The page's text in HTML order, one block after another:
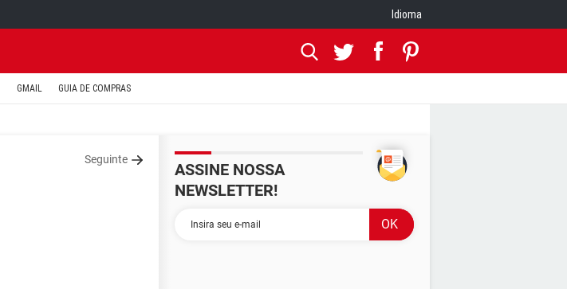
Idioma
GMAIL GUIA DE COMPRAS
Seguinte
ASSINE NOSSA
NEWSLETTER!